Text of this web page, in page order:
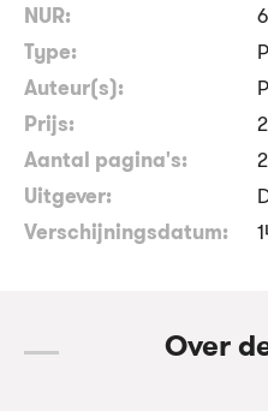
NUR:
Type:
Auteur(s):
Prijs:
Aantal pagina's:
Uitgever:
Verschijningsdatum:
Over